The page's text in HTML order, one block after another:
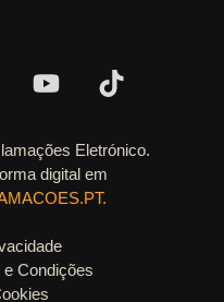
Eletrónico.
digital em
Condições